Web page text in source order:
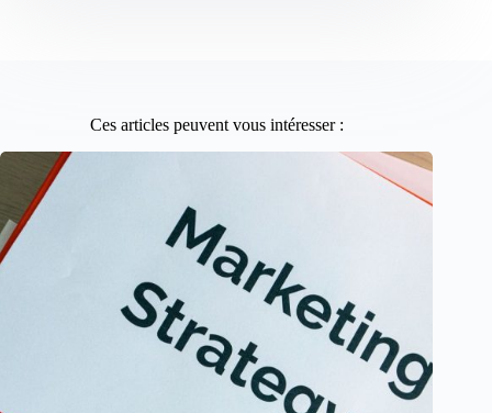
Ces articles peuvent vous intéresser :